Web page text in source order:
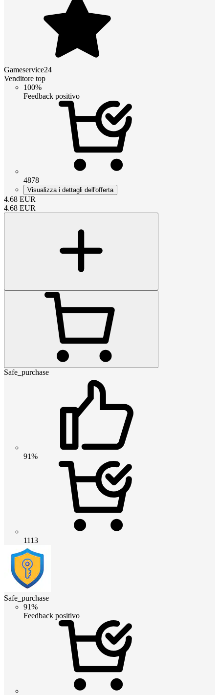
Gameservice24
Venditore top
100%
Feedback positivo
4878
Visualizza i dettagli dell'offerta
4.68 EUR
4.68 EUR
Safe_purchase
91%
1113
Safe_purchase
91%
Feedback positivo